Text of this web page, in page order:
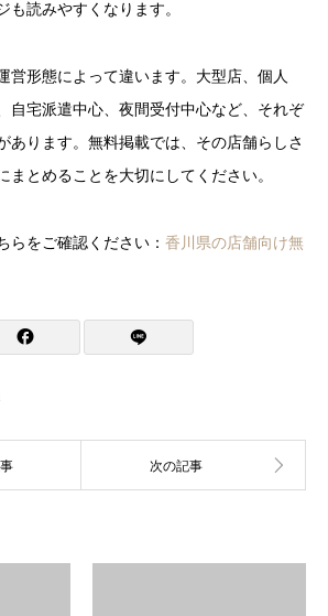
も読みやすくなります。
営形態によって違います。大型店、個人
自宅派遣中心、夜間受付中心など、それぞ
あります。無料掲載では、その店舗らしさ
まとめることを大切にしてください。
らをご確認ください： 香川県の店舗向け無